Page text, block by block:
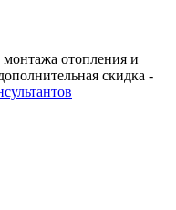
монтажа отопления и
скидка -